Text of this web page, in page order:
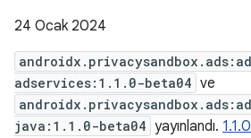
24 Ocak 2024
adservices:1.1.0-beta04 ve
java:1.1.0-beta04 yayınlandı.